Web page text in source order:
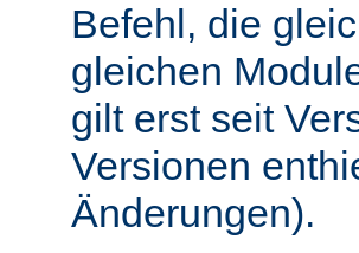
Befehl, die
gleichen
gilt erst seit
Versionen
Änderungen).